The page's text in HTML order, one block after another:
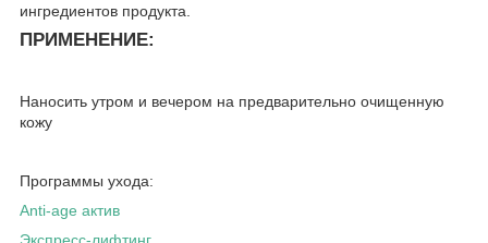
ингредиентов продукта.
ПРИМЕНЕНИЕ:
Наносить утром и вечером на предварительно очищенную
кожу
Программы ухода:
Anti-age актив